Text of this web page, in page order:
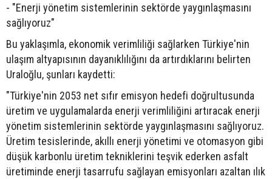
- "Enerji yönetim sistemlerinin sektörde yaygınlaşmasını
sağlıyoruz"
Bu yaklaşımla, ekonomik verimliliği sağlarken Türkiye'nin
ulaşım altyapısının dayanıklılığını da artırdıklarını belirten
Uraloğlu, şunları kaydetti:
"Türkiye'nin 2053 net sıfır emisyon hedefi doğrultusunda
üretim ve uygulamalarda enerji verimliliğini artıracak enerji
yönetim sistemlerinin sektörde yaygınlaşmasını sağlıyoruz.
Üretim tesislerinde, akıllı enerji yönetimi ve otomasyon gibi
düşük karbonlu üretim tekniklerini teşvik ederken asfalt
üretiminde enerji tasarrufu sağlayan emisyonları azaltan ılık